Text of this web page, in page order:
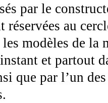
par le
réservées au
modèles de la
et partout
que par l’un